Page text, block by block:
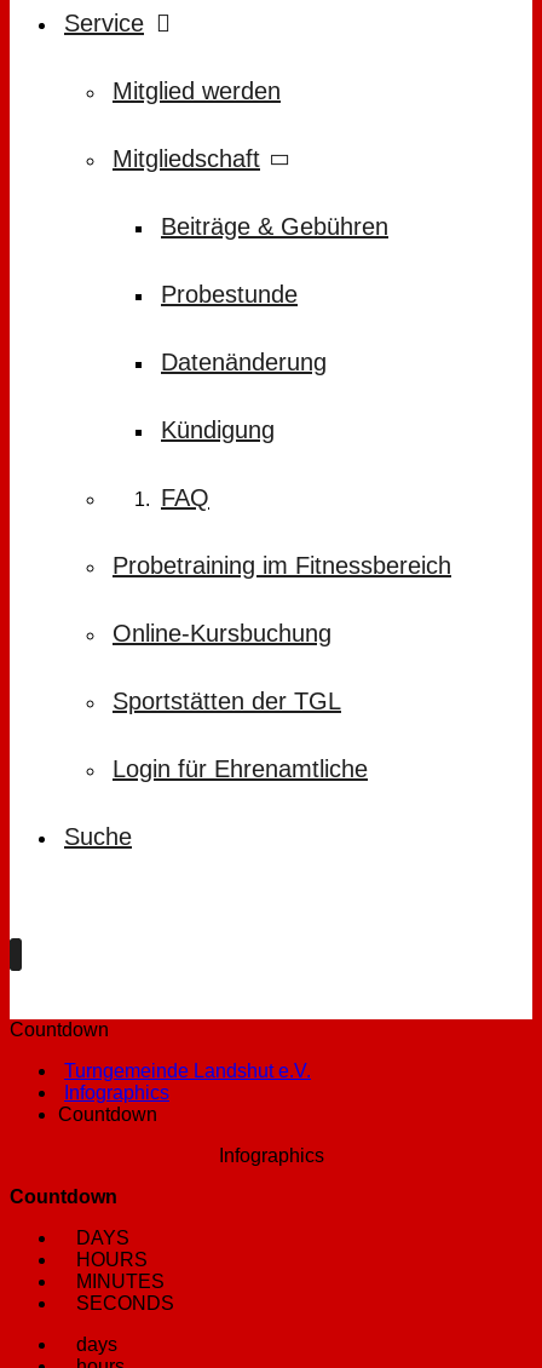
Service
Mitglied werden
Mitgliedschaft
Beiträge & Gebühren
Probestunde
Datenänderung
Kündigung
FAQ
Probetraining im Fitnessbereich
Online-Kursbuchung
Sportstätten der TGL
Login für Ehrenamtliche
Suche
Countdown
Turngemeinde Landshut e.V.
Infographics
Countdown
Infographics
Countdown
DAYS
HOURS
MINUTES
SECONDS
days